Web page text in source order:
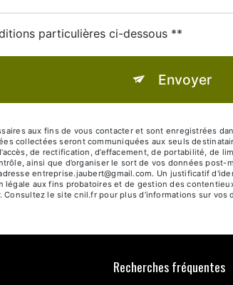
particulières ci-dessous **
Envoyer
aux fins de vous contacter et sont enregistrées
collectées seront communiquées aux seuls
de rectification, d’effacement, de portabilité,
ainsi que d’organiser le sort de vos données
entreprise.jaubert@gmail.com. Un justificatif
aux fins probatoires et de gestion des
. Consultez le site cnil.fr pour plus d’informations sur vos
Recherches fréquentes